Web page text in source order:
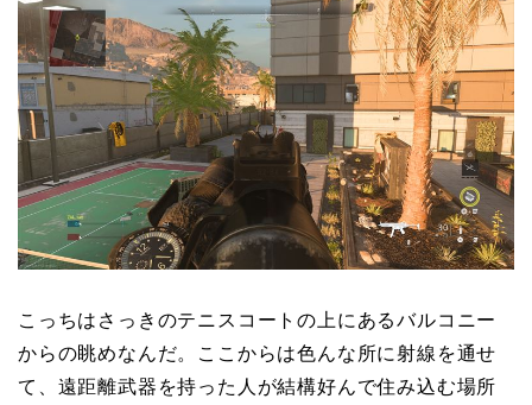
こっちはさっきのテニスコートの上にあるバルコニー
からの眺めなんだ。ここからは色んな所に射線を通せ
て、遠距離武器を持った人が結構好んで住み込む場所